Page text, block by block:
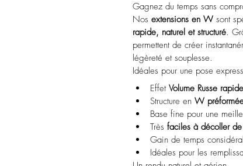
Gagnez du temps sans
Nos extensions en W sont
rapide, naturel et structuré.
permettent de créer
légèreté et souplesse.
Idéales pour une pose express
Effet Volume Russe
Structure en W
Base fine pour une
Très faciles à décoller
Gain de temps
Idéales pour les